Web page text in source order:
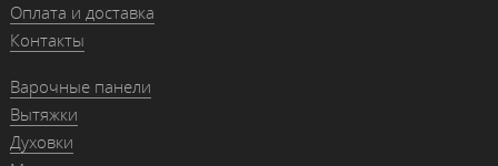
Оплата и доставка
Контакты
Варочные панели
Вытяжки
Духовки